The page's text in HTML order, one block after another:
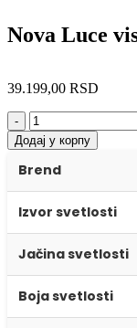
Nova Luce
39.199,00 RSD
-
Додај у корпу
Brend
Izvor svetlosti
Jačina svetlosti
Boja svetlosti